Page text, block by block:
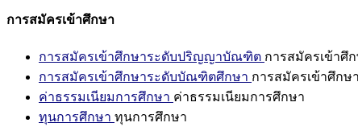
การสมัครเข้าศึกษา
การสมัครเข้าศึกษาระดับปริญญาบัณฑิต การสมัครเข้า
การสมัครเข้าศึกษาระดับบัณฑิตศึกษา การสมัครเข้าศึก
ค่าธรรมเนียมการศึกษา ค่าธรรมเนียมการศึกษา
ทุนการศึกษา ทุนการศึกษา